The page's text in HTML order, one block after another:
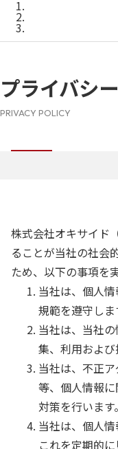
プライバシ
PRIVACY POLICY
株式会社オキサイド
ることが当社の社会
ため、以下の事項を
当社は、個人
規範を遵守しま
当社は、当社
集、利用および
当社は、不正
等、個人情報
対策を行います。
当社は、個人
これを定期的